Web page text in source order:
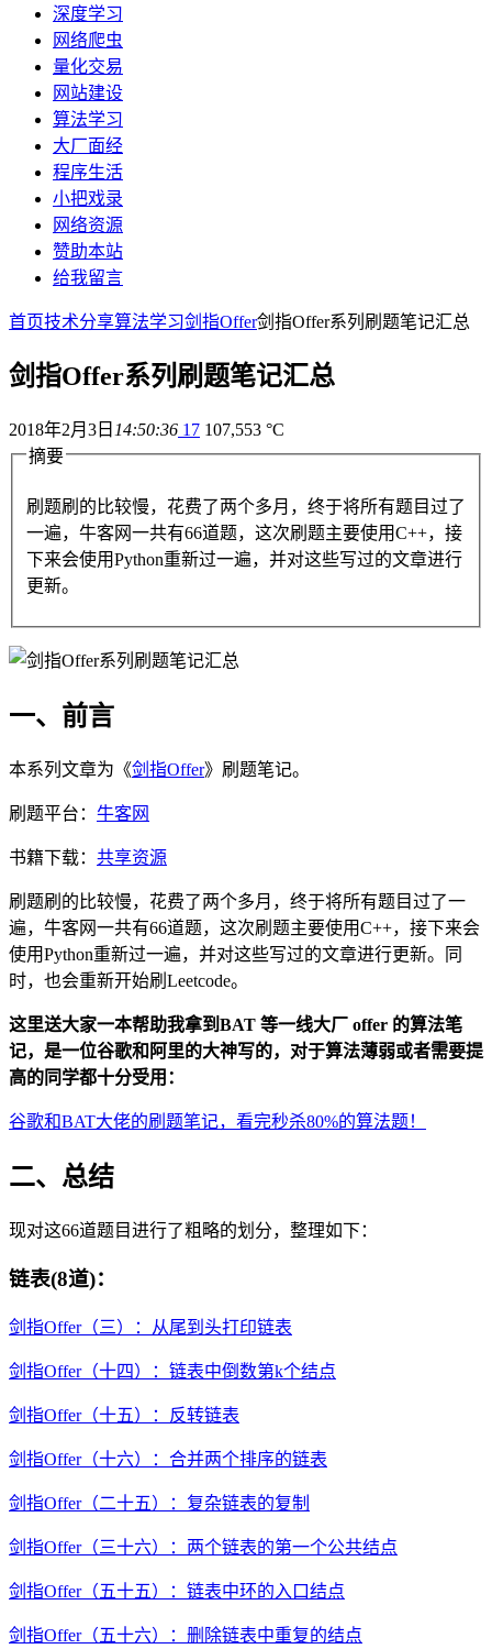
深度学习
网络爬虫
量化交易
网站建设
算法学习
大厂面经
程序生活
小把戏录
网络资源
赞助本站
给我留言
首页技术分享算法学习剑指Offer剑指Offer系列刷题笔记汇总
剑指Offer系列刷题笔记汇总
2018年2月3日 14:50:36 17 107,553 °C
摘要
刷题刷的比较慢，花费了两个多月，终于将所有题目过了
一遍，牛客网一共有66道题，这次刷题主要使用C++，接
下来会使用Python重新过一遍，并对这些写过的文章进行
更新。
一、前言
本系列文章为《剑指Offer》刷题笔记。
刷题平台： 牛客网
书籍下载： 共享资源
刷题刷的比较慢，花费了两个多月，终于将所有题目过了一
遍，牛客网一共有66道题，这次刷题主要使用C++，接下来会
使用Python重新过一遍，并对这些写过的文章进行更新。同
时，也会重新开始刷Leetcode。
这里送大家一本帮助我拿到BAT 等一线大厂 offer 的算法笔
记，是一位谷歌和阿里的大神写的，对于算法薄弱或者需要提
高的同学都十分受用：
谷歌和BAT大佬的刷题笔记，看完秒杀80%的算法题！
二、总结
现对这66道题目进行了粗略的划分，整理如下：
链表(8道)：
剑指Offer（三）：从尾到头打印链表
剑指Offer（十四）：链表中倒数第k个结点
剑指Offer（十五）：反转链表
剑指Offer（十六）：合并两个排序的链表
剑指Offer（二十五）：复杂链表的复制
剑指Offer（三十六）：两个链表的第一个公共结点
剑指Offer（五十五）：链表中环的入口结点
剑指Offer（五十六）：删除链表中重复的结点